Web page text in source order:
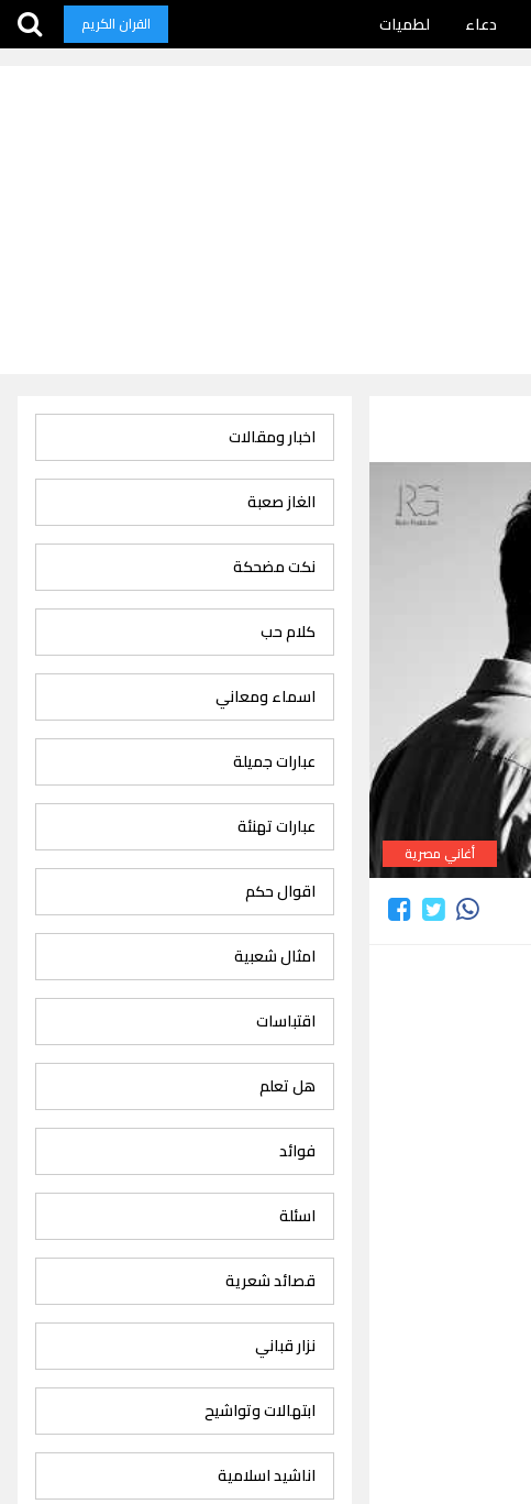
دعاء لطميات القران الكريم
أغاني مصرية
اخبار ومقالات
الغاز صعبة
نكت مضحكة
كلام حب
اسماء ومعاني
عبارات جميلة
عبارات تهنئة
اقوال حكم
امثال شعبية
اقتباسات
هل تعلم
فوائد
اسئلة
قصائد شعرية
نزار قباني
ابتهالات وتواشيح
اناشيد اسلامية